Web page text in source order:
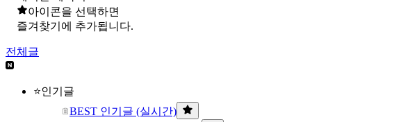
아이콘을 선택하면
즐겨찾기에 추가됩니다.
전체글
⭐인기글
BEST 인기글 (실시간)